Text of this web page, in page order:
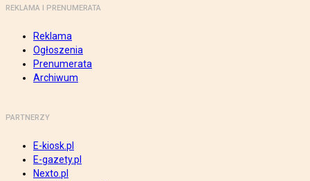
REKLAMA I PRENUMERATA
Reklama
Ogłoszenia
Prenumerata
Archiwum
PARTNERZY
E-kiosk.pl
E-gazety.pl
Nexto.pl